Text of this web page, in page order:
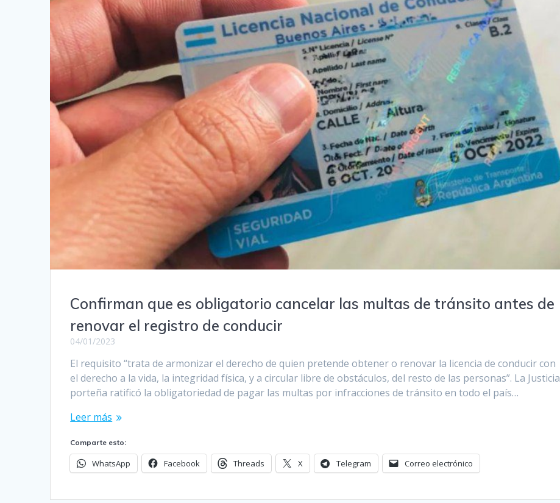
Confirman que es obligatorio cancelar las multas de tránsito antes de
renovar el registro de conducir
04/01/2023
El requisito “trata de armonizar el derecho de quien pretende obtener o renovar la licencia de conducir con
el derecho a la vida, la integridad física, y a circular libre de obstáculos, del resto de las personas”. La Justicia
porteña ratificó la obligatoriedad de pagar las multas por infracciones de tránsito en todo el país…
Leer más
Comparte esto:
WhatsApp Facebook Threads X Telegram Correo electrónico